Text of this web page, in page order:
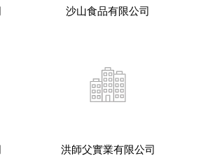
沙山食品有限公司
洪師父實業有限公司